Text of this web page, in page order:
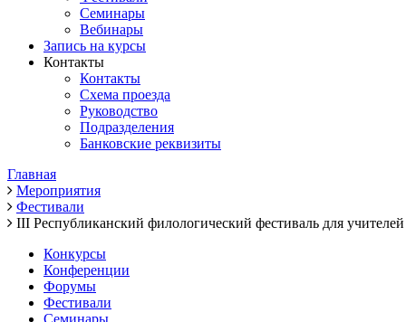
Семинары
Вебинары
Запись на курсы
Контакты
Контакты
Схема проезда
Руководство
Подразделения
Банковские реквизиты
Главная
Мероприятия
Фестивали
III Республиканский филологический фестиваль для
Конкурсы
Конференции
Форумы
Фестивали
Семинары